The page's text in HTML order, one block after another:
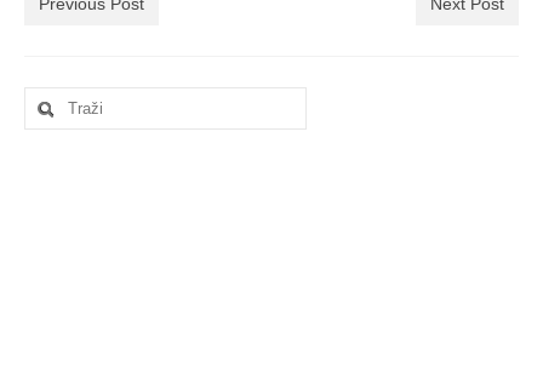
Search
for: